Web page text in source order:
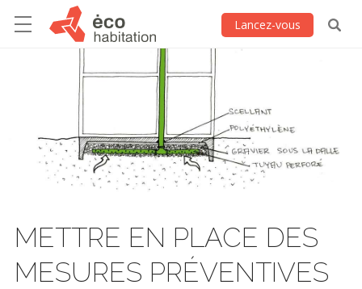
Lancez-vous
METTRE EN PLACE DES
MESURES PRÉVENTIVES